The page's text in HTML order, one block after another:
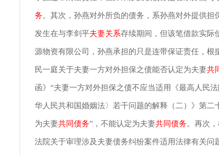
务。其次，孙燕对外所负的债务，系孙燕对外提供担
发生在与李剑平夫妻关系存续期间，但该笔借款实际
源物资有限公司，孙燕承担的只是连带保证责任，根
民一庭关于夫妻一方对外担保之债能否认定为夫妻共
函》“夫妻一方对外担保之债不应当适用《最高人民
华人民共和国婚姻法〉若干问题的解释（二）》第二
为夫妻共同债务”，不能认定为夫妻共同债务。再次
法院关于审理涉及夫妻债务纠纷案件适用法律有关问